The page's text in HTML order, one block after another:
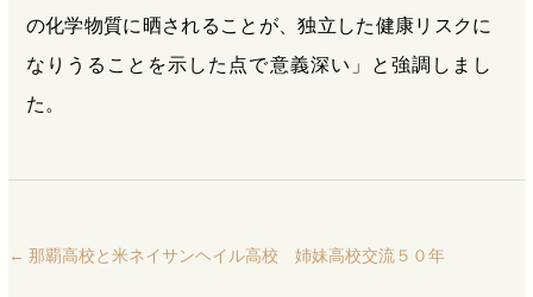
の化学物質に晒されることが、独立した健康リスクに
なりうることを示した点で意義深い」と強調しまし
た。
← 那覇高校と米ネイサンヘイル高校 姉妹高校交流５０年